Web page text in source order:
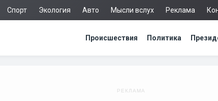
Спорт Экология Авто Мысли вслух Реклама
Происшествия Политика